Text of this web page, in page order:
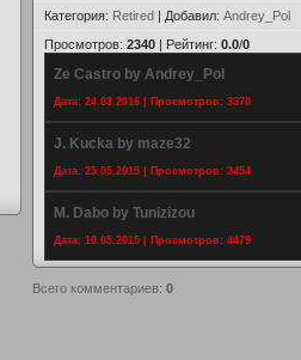
Категория: Retired | Добавил: Andrey_Pol
Просмотров: 2340 | Рейтинг: 0.0/0
Ze Castro by Andrey_Pol
Дата: 24.03.2016 | Просмотров: 3370
J. Kucka by maze32
Дата: 25.05.2015 | Просмотров: 3454
M. Dabo by Tunizizou
Дата: 10.05.2015 | Просмотров: 4479
Всего комментариев: 0